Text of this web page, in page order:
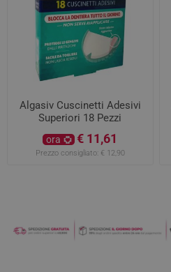
Algasiv Cuscinetti Adesivi
Superiori 18 Pezzi
ora € 11,61
Prezzo consigliato: € 12,90